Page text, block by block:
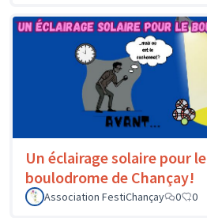
Un éclairage solaire pour le
boulodrome de Chançay!
Association FestiChançay
0 0